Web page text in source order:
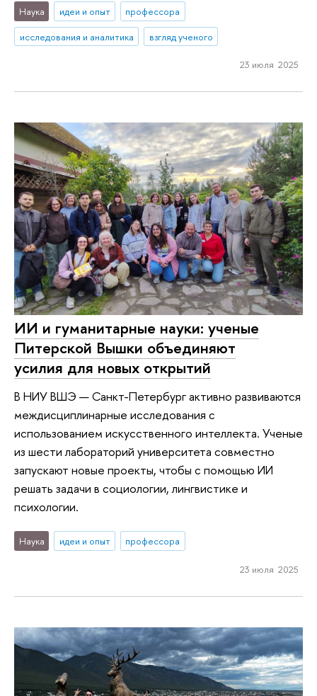
Наука идеи и опыт
профессора
исследования и аналитика
взгляд ученого
23 июля 2025
ИИ и гуманитарные науки: ученые
Питерской Вышки объединяют
усилия для новых открытий
В НИУ ВШЭ — Санкт-Петербург активно развиваются
междисциплинарные исследования с
использованием искусственного интеллекта. Ученые
из шести лабораторий университета совместно
запускают новые проекты, чтобы с помощью ИИ
решать задачи в социологии, лингвистике и
психологии.
Наука идеи и опыт профессора
23 июля 2025